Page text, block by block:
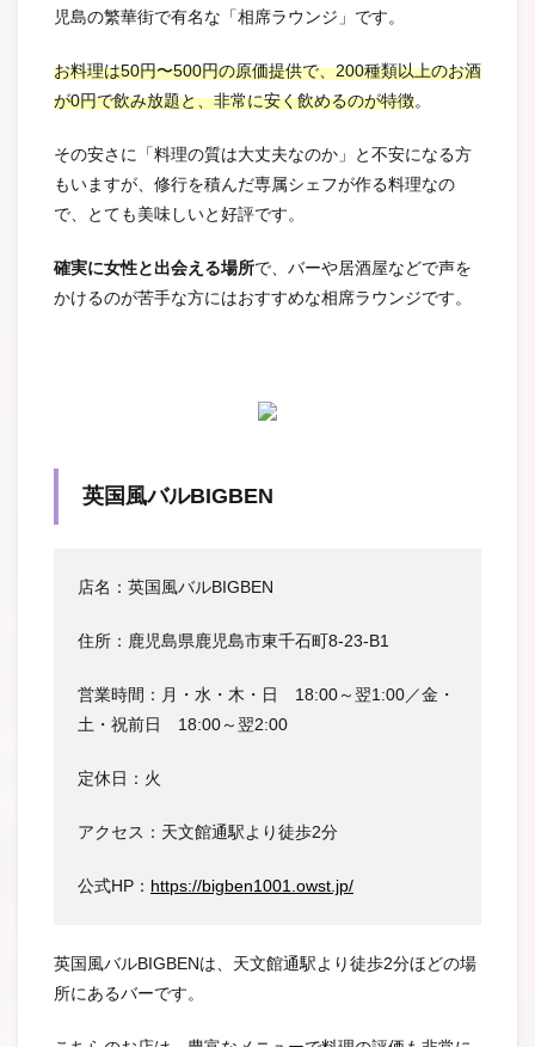
児島の繁華街で有名な「相席ラウンジ」です。
お料理は50円〜500円の原価提供で、200種類以上のお酒
が0円で飲み放題と、非常に安く飲めるのが特徴。
その安さに「料理の質は大丈夫なのか」と不安になる方
もいますが、修行を積んだ専属シェフが作る料理なの
で、とても美味しいと好評です。
確実に女性と出会える場所で、バーや居酒屋などで声を
かけるのが苦手な方にはおすすめな相席ラウンジです。
英国風バルBIGBEN
店名：英国風バルBIGBEN
住所：鹿児島県鹿児島市東千石町8-23-B1
営業時間：月・水・木・日 18:00～翌1:00／金・
土・祝前日 18:00～翌2:00
定休日：火
アクセス：天文館通駅より徒歩2分
公式HP： https://bigben1001.owst.jp/
英国風バルBIGBENは、天文館通駅より徒歩2分ほどの場
所にあるバーです。